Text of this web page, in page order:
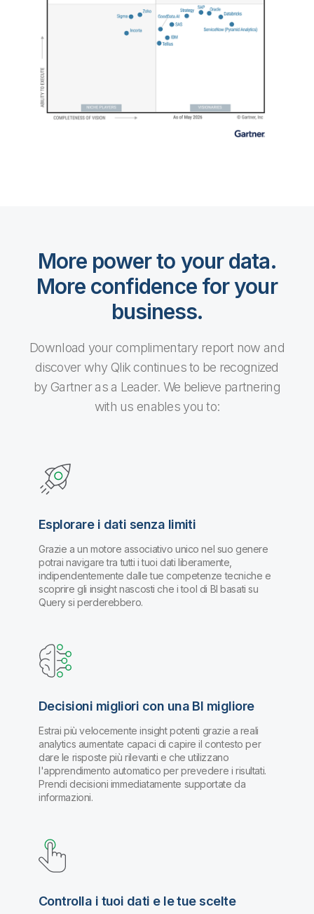
More power to your data.
More confidence for your
business.
Download your complimentary report now and
discover why Qlik continues to be recognized
by Gartner as a Leader. We believe partnering
with us enables you to:
Esplorare i dati senza limiti
Grazie a un motore associativo unico nel suo genere
potrai navigare tra tutti i tuoi dati liberamente,
indipendentemente dalle tue competenze tecniche e
scoprire gli insight nascosti che i tool di BI basati su
Query si perderebbero.
Decisioni migliori con una BI migliore
Estrai più velocemente insight potenti grazie a reali
analytics aumentate capaci di capire il contesto per
dare le risposte più rilevanti e che utilizzano
l'apprendimento automatico per prevedere i risultati.
Prendi decisioni immediatamente supportate da
informazioni.
Controlla i tuoi dati e le tue scelte